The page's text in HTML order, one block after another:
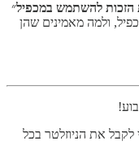
הזכות להשתמש במכפיל״
ולמה מאמינים שהן
את הניוזלטר בכל